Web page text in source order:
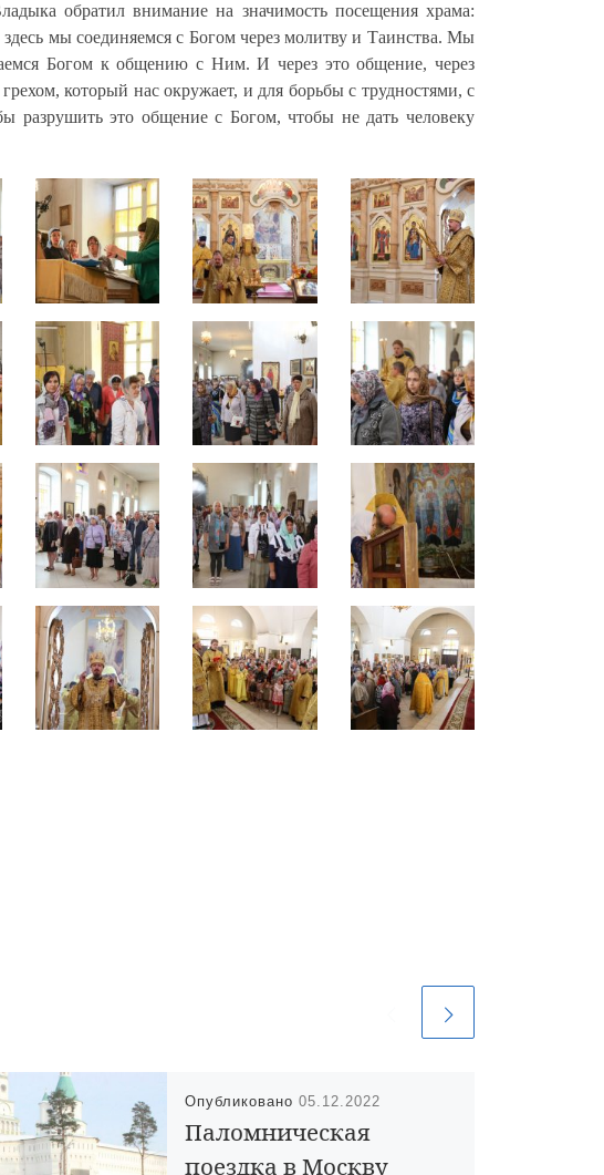
обратил внимание на значимость посещения храма:
мы соединяемся с Богом через молитву и Таинства. Мы
Богом к общению с Ним. И через это общение, через
который нас окружает, и для борьбы с трудностями, с
разрушить это общение с Богом, чтобы не дать человеку
Опубликовано 05.12.2022
Паломническая
поездка в Москву